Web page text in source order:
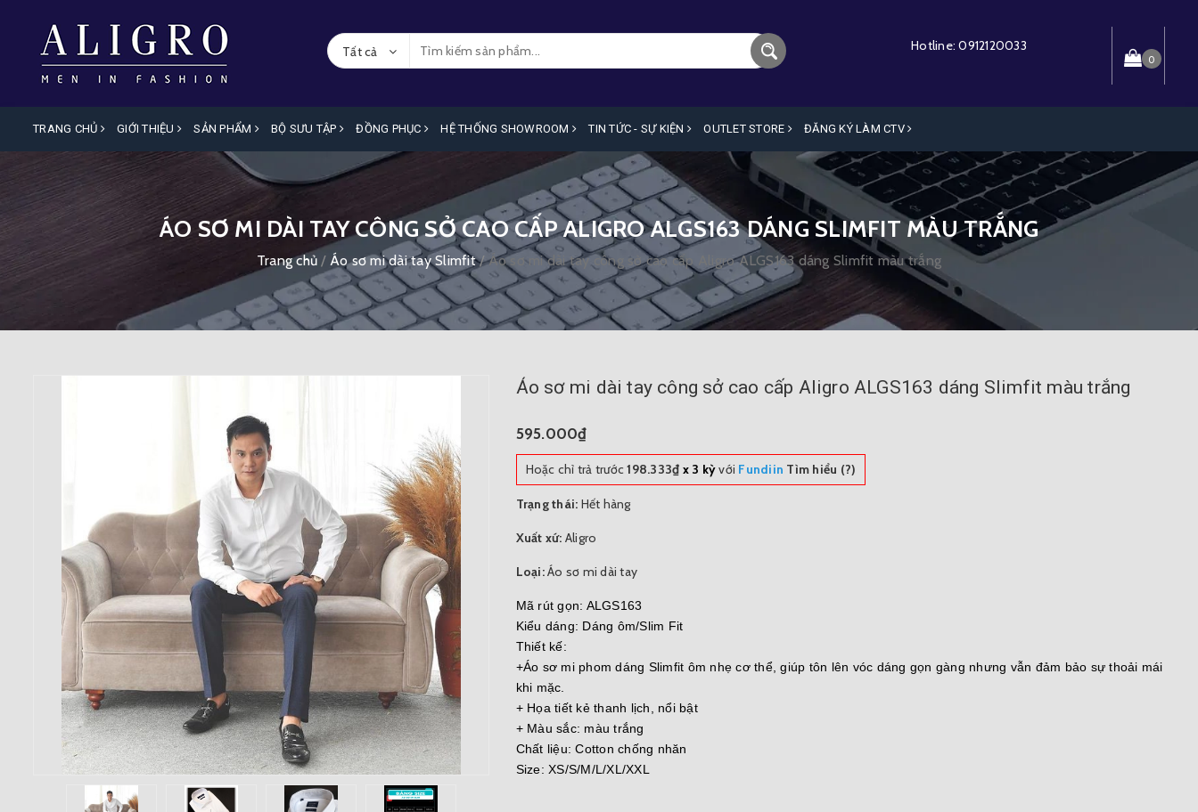
Tất cả Hotline:0912120033
0
TRANG CHỦ GIỚI THIỆU SẢN PHẨM BỘ SƯU TẬP ĐỒNG PHỤC HỆ THỐNG SHOWROOM TIN TỨC - SỰ KIỆN OUTLET STORE ĐĂNG KÝ LÀM CTV
ÁO SƠ MI DÀI TAY CÔNG SỞ CAO CẤP ALIGRO ALGS163 DÁNG SLIMFIT MÀU TRẮNG
Trang chủ / Áo sơ mi dài tay Slimfit /Áo sơ mi dài tay công sở cao cấp Aligro ALGS163 dáng Slimfit màu trắng
Áo sơ mi dài tay công sở cao cấp Aligro ALGS163 dáng Slimfit màu trắng
595.000₫
Hoặc chỉ trả trước198.333₫ x 3 kỳvới Fundiin Tìm hiểu (?)
Trạng thái: Hết hàng
Xuất xứ: Aligro
Loại:Áo sơ mi dài tay
Mã rút gọn: ALGS163
Kiểu dáng: Dáng ôm/Slim Fit
Thiết kế:
+Áo sơ mi phom dáng Slimfit ôm nhẹ cơ thể, giúp tôn lên vóc dáng gọn gàng nhưng vẫn đảm bảo sự thoải mái
khi mặc.
+ Họa tiết kẻ thanh lịch, nổi bật
+ Màu sắc: màu trắng
Chất liệu: Cotton chống nhăn
Size: XS/S/M/L/XL/XXL